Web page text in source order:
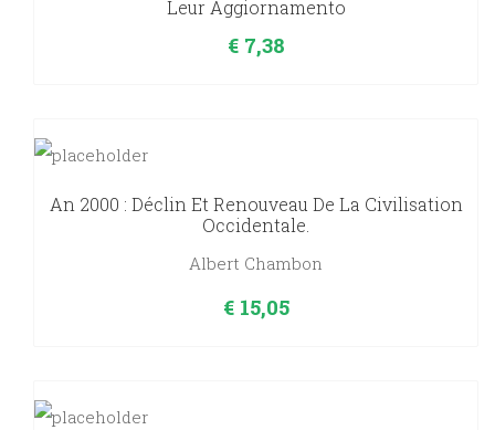
Leur Aggiornamento
€7,38
An 2000 : Déclin Et Renouveau De La Civilisation
Occidentale.
Albert Chambon
€15,05